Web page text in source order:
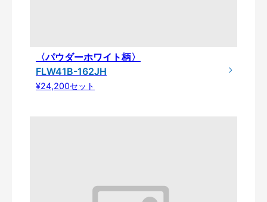
〈パウダーホワイト柄〉
FLW41B-162JH
¥24,200セット